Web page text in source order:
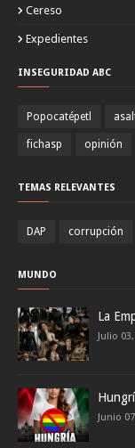
Cereso
Expedientes
INSEGURIDAD ABC
Popocatépetl
fichasp opinión
TEMAS RELEVANTES
DAP corrupción
MUNDO
La
Julio
Junio